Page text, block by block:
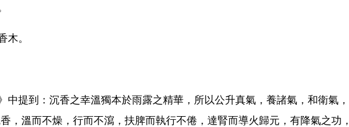
木。
中提到：沉香之幸溫獨本於雨露之精華，所以公升真氣，養諸氣，和衛氣
，溫而不燥，行而不瀉，扶脾而執行不倦，達腎而導火歸元，有降氣之功